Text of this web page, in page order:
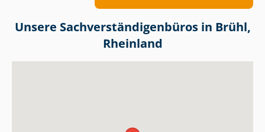
Unsere Sach­ver­stän­di­gen­bü­ros in Brühl,
Rheinland